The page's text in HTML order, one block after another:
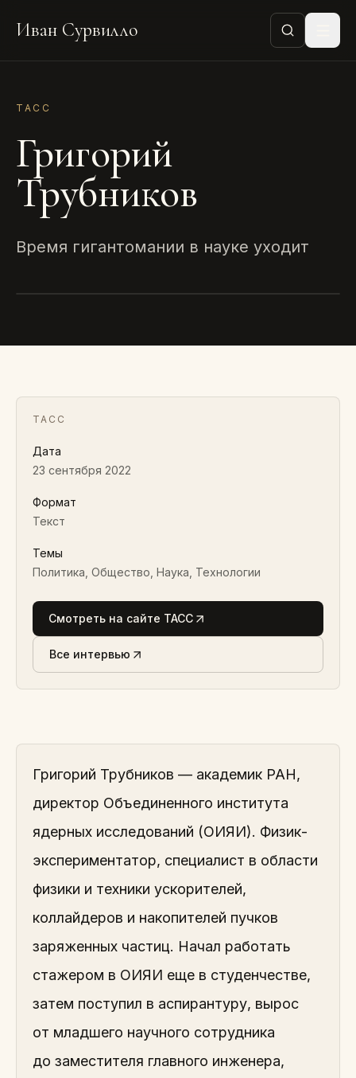
Иван Сурвилло
ТАСС
Григорий
Трубников
Время гигантомании в науке уходит
ТАСС
Дата
23 сентября 2022
Формат
Текст
Темы
Политика, Общество, Наука, Технологии
Смотреть на сайте ТАСС
Все интервью
Григорий Трубников — академик РАН,
директор Объединенного института
ядерных исследований (ОИЯИ). Физик-
экспериментатор, специалист в области
физики и техники ускорителей,
коллайдеров и накопителей пучков
заряженных частиц. Начал работать
стажером в ОИЯИ еще в студенчестве,
затем поступил в аспирантуру, вырос
от младшего научного сотрудника
до заместителя главного инженера,